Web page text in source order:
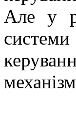
Але у